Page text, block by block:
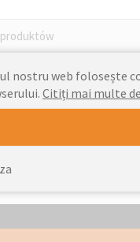
nostru web folosește
Citiți mai multe